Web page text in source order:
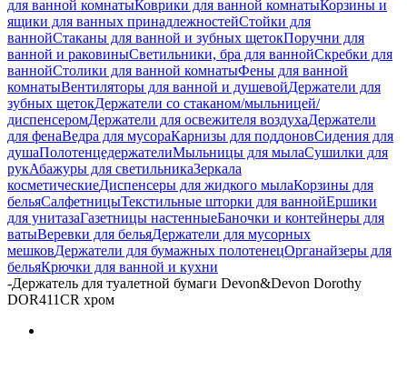
для ванной комнатыКоврики для ванной комнатыКорзины и
ящики для ванных принадлежностейСтойки для
ваннойСтаканы для ванной и зубных щетокПоручни для
ванной и раковиныСветильники, бра для ваннойСкребки для
ваннойСтолики для ванной комнатыФены для ванной
комнатыВентиляторы для ванной и душевойДержатели для
зубных щетокДержатели со стаканом/мыльницей/
диспенсеромДержатели для освежителя воздухаДержатели
для фенаВедра для мусораКарнизы для поддоновСидения для
душаПолотенцедержателиМыльницы для мылаСушилки для
рукАбажуры для светильникаЗеркала
косметическиеДиспенсеры для жидкого мылаКорзины для
бельяСалфетницыТекстильные шторки для ваннойЕршики
для унитазаГазетницы настенныеБаночки и контейнеры для
ватыВеревки для бельяДержатели для мусорных
мешковДержатели для бумажных полотенецОрганайзеры для
бельяКрючки для ванной и кухни
-Держатель для туалетной бумаги Devon&Devon Dorothy
DOR411CR хром